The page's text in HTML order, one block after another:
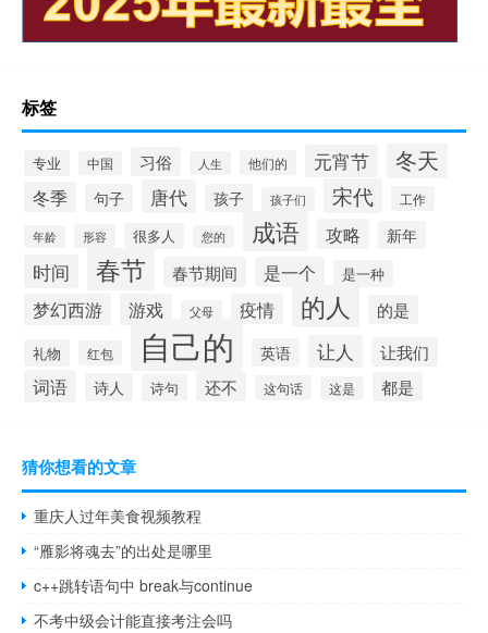
标签
专业 中国 习俗 人生 他们的 元宵节 冬天
冬季 句子 唐代 孩子 孩子们 宋代 工作
年龄 形容 很多人 您的 成语 攻略 新年
时间 春节 春节期间 是一个 是一种
梦幻西游 游戏 父母 疫情 的人 的是
礼物 红包 自己的 英语 让人 让我们
词语 诗人 诗句 还不 这句话 这是 都是
猜你想看的文章
重庆人过年美食视频教程
“雁影将魂去”的出处是哪里
c++跳转语句中 break与continue
不考中级会计能直接考注会吗